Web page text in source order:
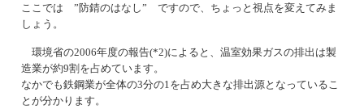
ここでは ”防錆のはなし” ですので、ちょっと視点を変えてみま
しょう。
環境省の2006年度の報告(*2)によると、温室効果ガスの排出は製
造業が約9割を占めています。
なかでも鉄鋼業が全体の3分の1を占め大きな排出源となっているこ
とが分かります。